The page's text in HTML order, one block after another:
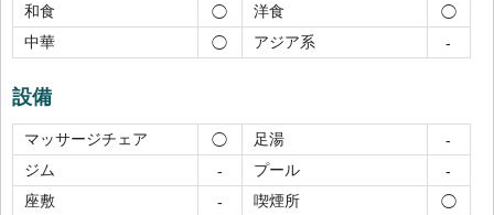
和食 ◯ 洋食
◯
中華
◯ アジア系 -
設備
マッサージチェア ◯ 足湯
-
ジム
- プール
-
座敷
- 喫煙所 ◯